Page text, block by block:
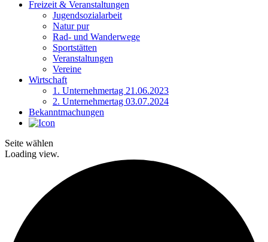
Freizeit & Veranstaltungen
Jugendsozialarbeit
Natur pur
Rad- und Wanderwege
Sportstätten
Veranstaltungen
Vereine
Wirtschaft
1. Unternehmertag 21.06.2023
2. Unternehmertag 03.07.2024
Bekanntmachungen
Seite wählen
Loading view.